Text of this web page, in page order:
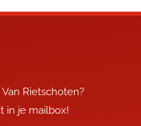
Rietschoten?
in je mailbox!